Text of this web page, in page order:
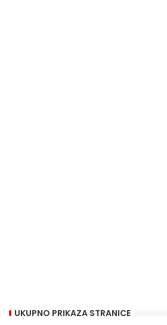
UKUPNO PRIKAZA STRANICE